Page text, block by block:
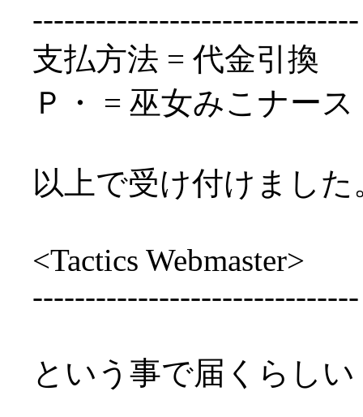
-------------------------------
支払方法 = 代金引換
Ｐ・ = 巫女みこナー
以上で受け付けまし
<Tactics Webmaster>
-------------------------------
という事で届くらし